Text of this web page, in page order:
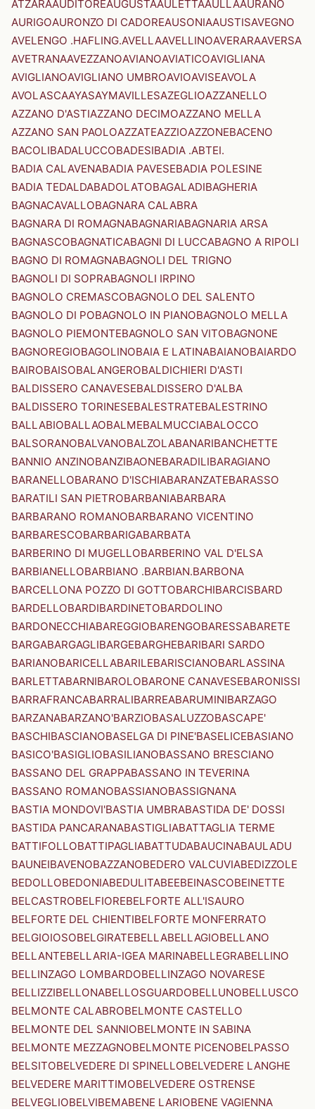
ATZARAAUDITOREAUGUSTAAULETTAAULLAAURANO
AURIGOAURONZO DI CADOREAUSONIAAUSTISAVEGNO
AVELENGO .HAFLING.AVELLAAVELLINOAVERARAAVERSA
AVETRANAAVEZZANOAVIANOAVIATICOAVIGLIANA
AVIGLIANOAVIGLIANO UMBROAVIOAVISEAVOLA
AVOLASCAAYASAYMAVILLESAZEGLIOAZZANELLO
AZZANO D'ASTIAZZANO DECIMOAZZANO MELLA
AZZANO SAN PAOLOAZZATEAZZIOAZZONEBACENO
BACOLIBADALUCCOBADESIBADIA .ABTEI.
BADIA CALAVENABADIA PAVESEBADIA POLESINE
BADIA TEDALDABADOLATOBAGALADIBAGHERIA
BAGNACAVALLOBAGNARA CALABRA
BAGNARA DI ROMAGNABAGNARIABAGNARIA ARSA
BAGNASCOBAGNATICABAGNI DI LUCCABAGNO A RIPOLI
BAGNO DI ROMAGNABAGNOLI DEL TRIGNO
BAGNOLI DI SOPRABAGNOLI IRPINO
BAGNOLO CREMASCOBAGNOLO DEL SALENTO
BAGNOLO DI POBAGNOLO IN PIANOBAGNOLO MELLA
BAGNOLO PIEMONTEBAGNOLO SAN VITOBAGNONE
BAGNOREGIOBAGOLINOBAIA E LATINABAIANOBAIARDO
BAIROBAISOBALANGEROBALDICHIERI D'ASTI
BALDISSERO CANAVESEBALDISSERO D'ALBA
BALDISSERO TORINESEBALESTRATEBALESTRINO
BALLABIOBALLAOBALMEBALMUCCIABALOCCO
BALSORANOBALVANOBALZOLABANARIBANCHETTE
BANNIO ANZINOBANZIBAONEBARADILIBARAGIANO
BARANELLOBARANO D'ISCHIABARANZATEBARASSO
BARATILI SAN PIETROBARBANIABARBARA
BARBARANO ROMANOBARBARANO VICENTINO
BARBARESCOBARBARIGABARBATA
BARBERINO DI MUGELLOBARBERINO VAL D'ELSA
BARBIANELLOBARBIANO .BARBIAN.BARBONA
BARCELLONA POZZO DI GOTTOBARCHIBARCISBARD
BARDELLOBARDIBARDINETOBARDOLINO
BARDONECCHIABAREGGIOBARENGOBARESSABARETE
BARGABARGAGLIBARGEBARGHEBARIBARI SARDO
BARIANOBARICELLABARILEBARISCIANOBARLASSINA
BARLETTABARNIBAROLOBARONE CANAVESEBARONISSI
BARRAFRANCABARRALIBARREABARUMINIBARZAGO
BARZANABARZANO'BARZIOBASALUZZOBASCAPE'
BASCHIBASCIANOBASELGA DI PINE'BASELICEBASIANO
BASICO'BASIGLIOBASILIANOBASSANO BRESCIANO
BASSANO DEL GRAPPABASSANO IN TEVERINA
BASSANO ROMANOBASSIANOBASSIGNANA
BASTIA MONDOVI'BASTIA UMBRABASTIDA DE' DOSSI
BASTIDA PANCARANABASTIGLIABATTAGLIA TERME
BATTIFOLLOBATTIPAGLIABATTUDABAUCINABAULADU
BAUNEIBAVENOBAZZANOBEDERO VALCUVIABEDIZZOLE
BEDOLLOBEDONIABEDULITABEEBEINASCOBEINETTE
BELCASTROBELFIOREBELFORTE ALL'ISAURO
BELFORTE DEL CHIENTIBELFORTE MONFERRATO
BELGIOIOSOBELGIRATEBELLABELLAGIOBELLANO
BELLANTEBELLARIA-IGEA MARINABELLEGRABELLINO
BELLINZAGO LOMBARDOBELLINZAGO NOVARESE
BELLIZZIBELLONABELLOSGUARDOBELLUNOBELLUSCO
BELMONTE CALABROBELMONTE CASTELLO
BELMONTE DEL SANNIOBELMONTE IN SABINA
BELMONTE MEZZAGNOBELMONTE PICENOBELPASSO
BELSITOBELVEDERE DI SPINELLOBELVEDERE LANGHE
BELVEDERE MARITTIMOBELVEDERE OSTRENSE
BELVEGLIOBELVIBEMABENE LARIOBENE VAGIENNA